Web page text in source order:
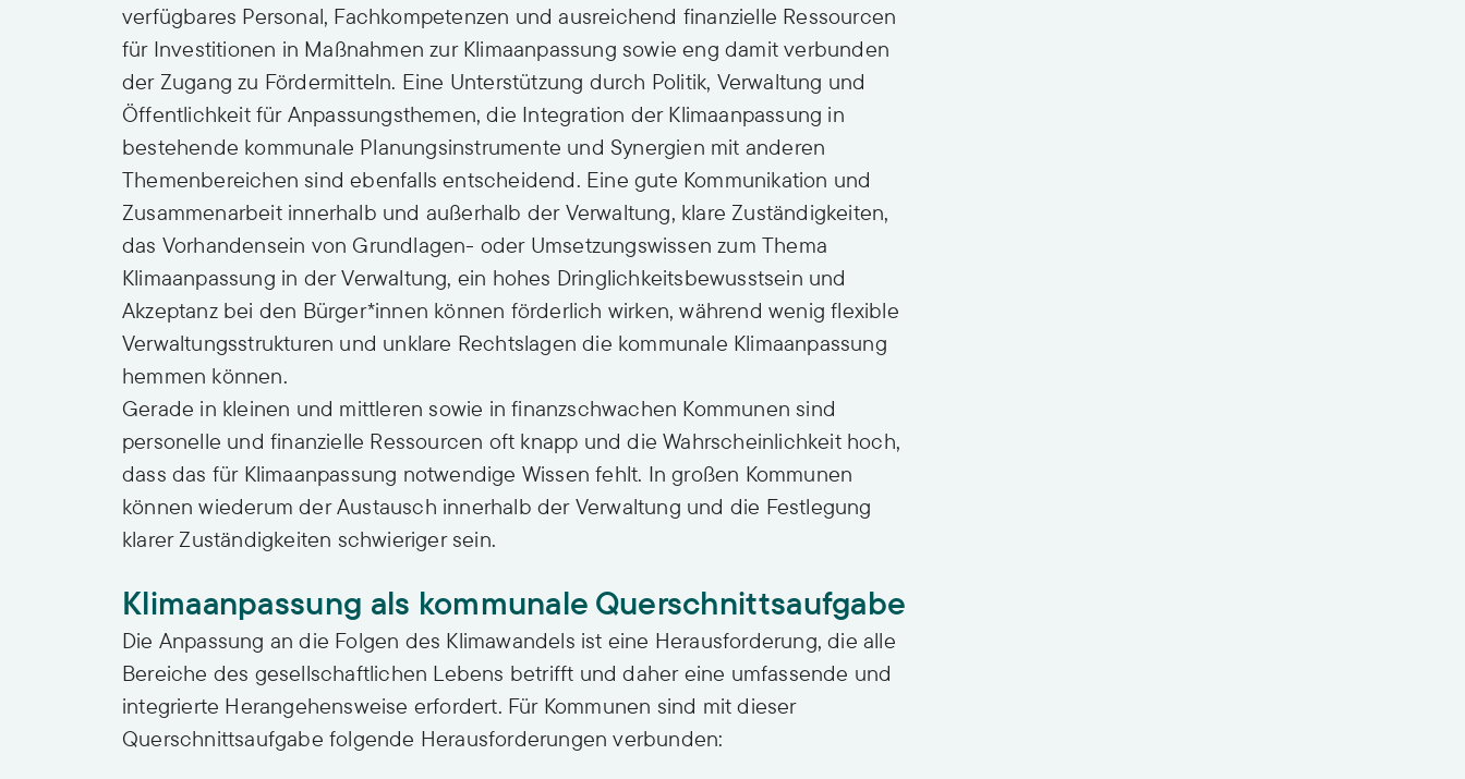
verfügbares Personal, Fachkompetenzen und ausreichend finanzielle Ressourcen
für Investitionen in Maßnahmen zur Klimaanpassung sowie eng damit verbunden
der Zugang zu Fördermitteln. Eine Unterstützung durch Politik, Verwaltung und
Öffentlichkeit für Anpassungsthemen, die Integration der Klimaanpassung in
bestehende kommunale Planungsinstrumente und Synergien mit anderen
Themenbereichen sind ebenfalls entscheidend. Eine gute Kommunikation und
Zusammenarbeit innerhalb und außerhalb der Verwaltung, klare Zuständigkeiten,
das Vorhandensein von Grundlagen- oder Umsetzungswissen zum Thema
Klimaanpassung in der Verwaltung, ein hohes Dringlichkeitsbewusstsein und
Akzeptanz bei den Bürger*innen können förderlich wirken, während wenig flexible
Verwaltungsstrukturen und unklare Rechtslagen die kommunale Klimaanpassung
hemmen können.
Gerade in kleinen und mittleren sowie in finanzschwachen Kommunen sind
personelle und finanzielle Ressourcen oft knapp und die Wahrscheinlichkeit hoch,
dass das für Klimaanpassung notwendige Wissen fehlt. In großen Kommunen
können wiederum der Austausch innerhalb der Verwaltung und die Festlegung
klarer Zuständigkeiten schwieriger sein.
Klimaanpassung als kommunale Querschnittsaufgabe
Die Anpassung an die Folgen des Klimawandels ist eine Herausforderung, die alle
Bereiche des gesellschaftlichen Lebens betrifft und daher eine umfassende und
integrierte Herangehensweise erfordert. Für Kommunen sind mit dieser
Querschnittsaufgabe folgende Herausforderungen verbunden: